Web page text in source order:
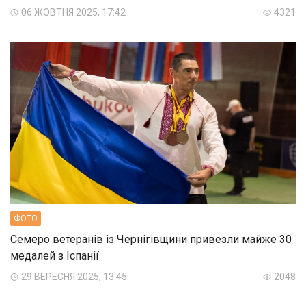
06 ЖОВТНЯ 2025, 17:42 4321
ФОТО
Семеро ветеранів із Чернігівщини привезли майже 30
медалей з Іспанії
29 ВЕРЕСНЯ 2025, 13:45 2048